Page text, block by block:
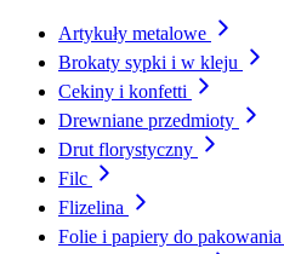
Artykuły metalowe
Brokaty sypki i w kleju
Cekiny i konfetti
Drewniane przedmioty
Drut florystyczny
Filc
Flizelina
Folie i papiery do pakowania